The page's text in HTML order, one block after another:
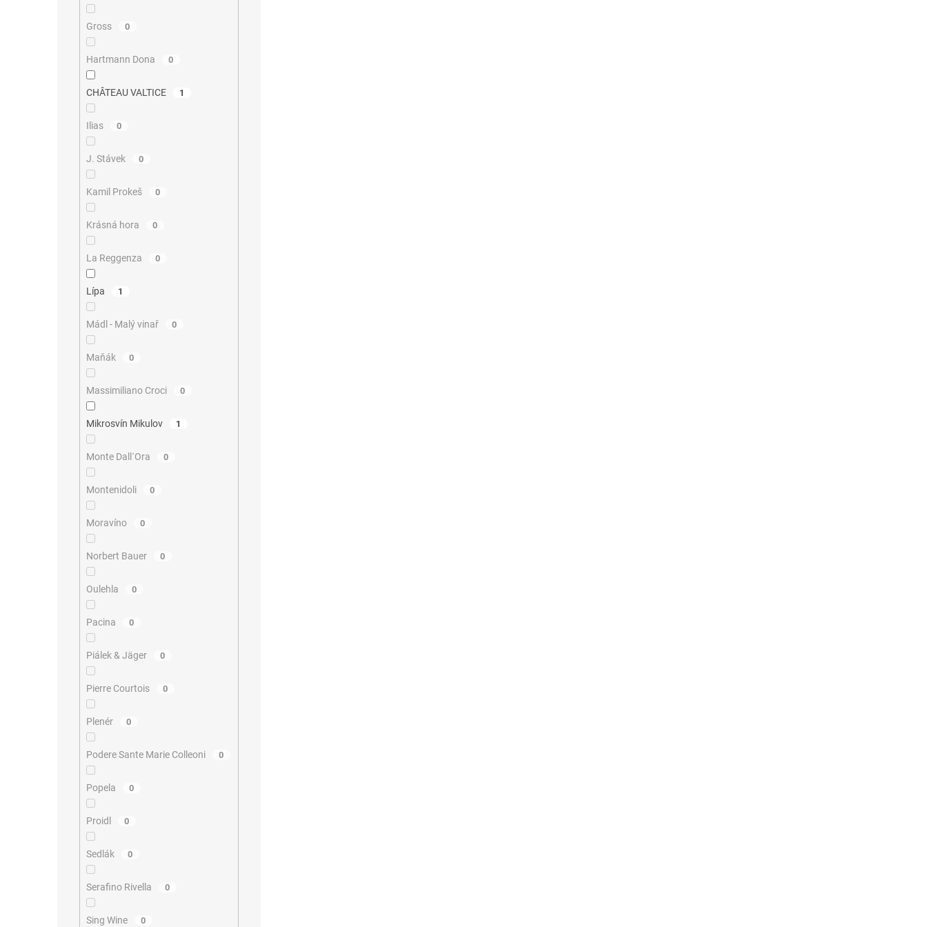
Gross 0
Hartmann Dona 0
CHÂTEAU VALTICE 1
Ilias 0
J. Stávek 0
Kamil Prokeš 0
Krásná hora 0
La Reggenza 0
Lípa 1
Mádl - Malý vinař 0
Maňák 0
Massimiliano Croci 0
Mikrosvín Mikulov 1
Monte Dall´Ora 0
Montenidoli 0
Moravíno 0
Norbert Bauer 0
Oulehla 0
Pacina 0
Piálek & Jäger 0
Pierre Courtois 0
Plenér 0
Podere Sante Marie Colleoni 0
Popela 0
Proidl 0
Sedlák 0
Serafino Rivella 0
Sing Wine 0